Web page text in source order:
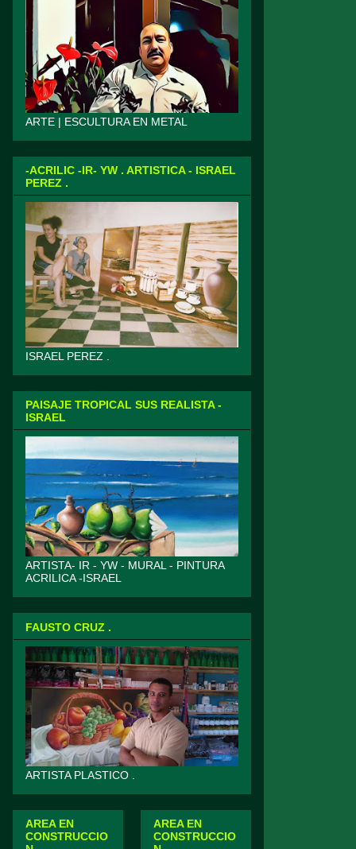
ARTE | ESCULTURA EN METAL
-ACRILIC -IR- YW . ARTISTICA - ISRAEL
PEREZ .
ISRAEL PEREZ .
PAISAJE TROPICAL SUS REALISTA -
ISRAEL
ARTISTA- IR - YW - MURAL - PINTURA
ACRILICA -ISRAEL
FAUSTO CRUZ .
ARTISTA PLASTICO .
AREA EN
CONSTRUCCIO
AREA EN
CONSTRUCCIO